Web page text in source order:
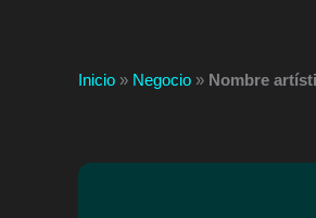
Inicio » Negocio » Nombre